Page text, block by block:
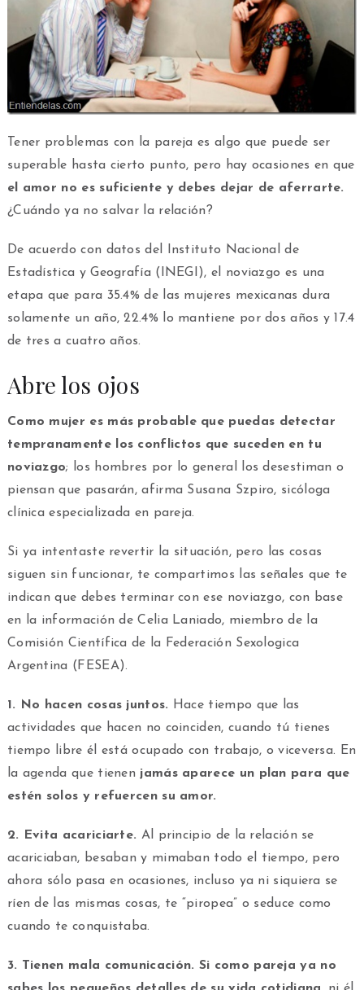
Tener problemas con la pareja es algo que puede ser
superable hasta cierto punto, pero hay ocasiones en que
el amor no es suficiente y debes dejar de aferrarte.
¿Cuándo ya no salvar la relación?
De acuerdo con datos del Instituto Nacional de
Estadística y Geografía (INEGI), el noviazgo es una
etapa que para 35.4% de las mujeres mexicanas dura
solamente un año, 22.4% lo mantiene por dos años y 17.4
de tres a cuatro años.
Abre los ojos
Como mujer es más probable que puedas detectar
tempranamente los conflictos que suceden en tu
noviazgo; los hombres por lo general los desestiman o
piensan que pasarán, afirma Susana Szpiro, sicóloga
clínica especializada en pareja.
Si ya intentaste revertir la situación, pero las cosas
siguen sin funcionar, te compartimos las señales que te
indican que debes terminar con ese noviazgo, con base
en la información de Celia Laniado, miembro de la
Comisión Científica de la Federación Sexologica
Argentina (FESEA).
1. No hacen cosas juntos. Hace tiempo que las
actividades que hacen no coinciden, cuando tú tienes
tiempo libre él está ocupado con trabajo, o viceversa. En
la agenda que tienenjamás aparece un plan para que
estén solos y refuercen su amor.
2. Evita acariciarte. Al principio de la relación se
acariciaban, besaban y mimaban todo el tiempo, pero
ahora sólo pasa en ocasiones, incluso ya ni siquiera se
ríen de las mismas cosas, te “piropea” o seduce como
cuando te conquistaba.
3. Tienen mala comunicación. Si como pareja ya no